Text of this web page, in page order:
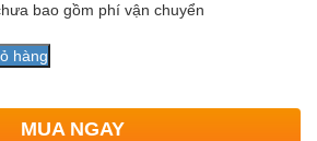
bao gồm phí vận chuyển
hàng
MUA NGAY